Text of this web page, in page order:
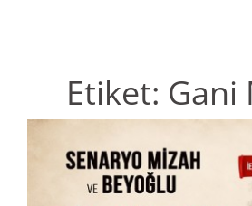
Etiket: Gani